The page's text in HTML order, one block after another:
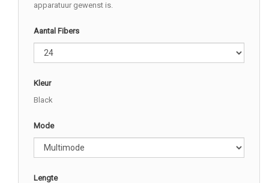
apparatuur gewenst is.
Aantal Fibers
Kleur
Black
Mode
Lengte